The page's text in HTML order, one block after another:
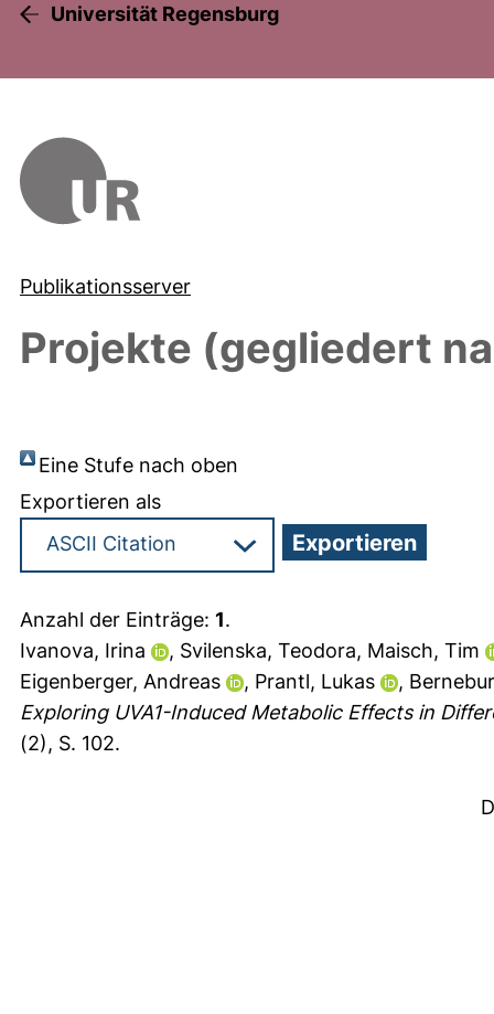
Universität Regensburg
Publikationsserver
Projekte (gegliedert
Eine Stufe nach oben
Exportieren als
Anzahl der Einträge: 1.
Ivanova, Irina
, Svilenska, Teodora, Maisch, Tim
Eigenberger, Andreas
, Prantl, Lukas ,
Exploring UVA1-Induced Metabolic Effects in
(2), S. 102.